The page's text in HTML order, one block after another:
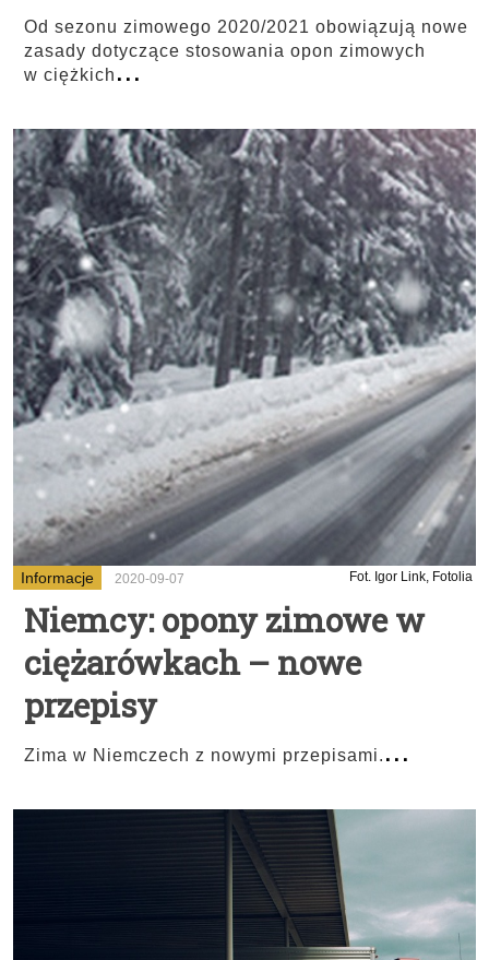
Od sezonu zimowego 2020/2021 obowiązują nowe
zasady dotyczące stosowania opon zimowych
w ciężkich...
Informacje 2020-09-07 Fot. Igor Link, Fotolia
Niemcy: opony zimowe w
ciężarówkach – nowe
przepisy
Zima w Niemczech z nowymi przepisami. ...